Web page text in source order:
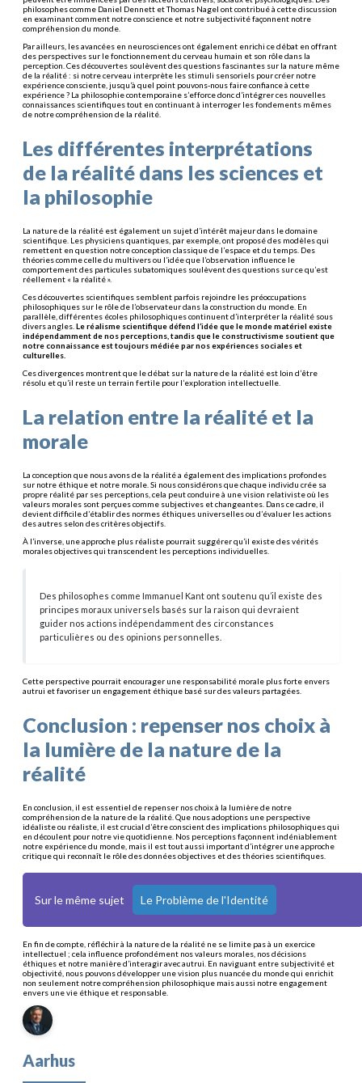
philosophes comme Daniel Dennett et Thomas Nagel ont contribué à cette discussion
en examinant comment notre conscience et notre subjectivité façonnent notre
compréhension du monde.
Par ailleurs, les avancées en neurosciences ont également enrichi ce débat en offrant
des perspectives sur le fonctionnement du cerveau humain et son rôle dans la
perception. Ces découvertes soulèvent des questions fascinantes sur la nature même
de la réalité : si notre cerveau interprète les stimuli sensoriels pour créer notre
expérience consciente, jusqu’à quel point pouvons-nous faire confiance à cette
expérience ? La philosophie contemporaine s’efforce donc d’intégrer ces nouvelles
connaissances scientifiques tout en continuant à interroger les fondements mêmes
de notre compréhension de la réalité.
Les différentes interprétations
de la réalité dans les sciences et
la philosophie
La nature de la réalité est également un sujet d’intérêt majeur dans le domaine
scientifique. Les physiciens quantiques, par exemple, ont proposé des modèles qui
remettent en question notre conception classique de l’espace et du temps. Des
théories comme celle du multivers ou l’idée que l’observation influence le
comportement des particules subatomiques soulèvent des questions sur ce qu’est
réellement « la réalité ».
Ces découvertes scientifiques semblent parfois rejoindre les préoccupations
philosophiques sur le rôle de l’observateur dans la construction du monde. En
parallèle, différentes écoles philosophiques continuent d’interpréter la réalité sous
divers angles. Le réalisme scientifique défend l’idée que le monde matériel existe
indépendamment de nos perceptions, tandis que le constructivisme soutient que
notre connaissance est toujours médiée par nos expériences sociales et
culturelles.
Ces divergences montrent que le débat sur la nature de la réalité est loin d’être
résolu et qu’il reste un terrain fertile pour l’exploration intellectuelle.
La relation entre la réalité et la
morale
La conception que nous avons de la réalité a également des implications profondes
sur notre éthique et notre morale. Si nous considérons que chaque individu crée sa
propre réalité par ses perceptions, cela peut conduire à une vision relativiste où les
valeurs morales sont perçues comme subjectives et changeantes. Dans ce cadre, il
devient difficile d’établir des normes éthiques universelles ou d’évaluer les actions
des autres selon des critères objectifs.
À l’inverse, une approche plus réaliste pourrait suggérer qu’il existe des vérités
morales objectives qui transcendent les perceptions individuelles.
Des philosophes comme Immanuel Kant ont soutenu qu’il existe des
principes moraux universels basés sur la raison qui devraient
guider nos actions indépendamment des circonstances
particulières ou des opinions personnelles.
Cette perspective pourrait encourager une responsabilité morale plus forte envers
autrui et favoriser un engagement éthique basé sur des valeurs partagées.
Conclusion : repenser nos choix à
la lumière de la nature de la
réalité
En conclusion, il est essentiel de repenser nos choix à la lumière de notre
compréhension de la nature de la réalité. Que nous adoptions une perspective
idéaliste ou réaliste, il est crucial d’être conscient des implications philosophiques qui
en découlent pour notre vie quotidienne. Nos perceptions façonnent indéniablement
notre expérience du monde, mais il est tout aussi important d’intégrer une approche
critique qui reconnaît le rôle des données objectives et des théories scientifiques.
Sur le même sujet Le Problème de l'Identité
En fin de compte, réfléchir à la nature de la réalité ne se limite pas à un exercice
intellectuel ; cela influence profondément nos valeurs morales, nos décisions
éthiques et notre manière d’interagir avec autrui. En naviguant entre subjectivité et
objectivité, nous pouvons développer une vision plus nuancée du monde qui enrichit
non seulement notre compréhension philosophique mais aussi notre engagement
envers une vie éthique et responsable.
Aarhus